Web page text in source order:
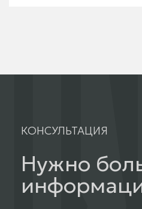
КОНСУЛЬТАЦИЯ
Нужно